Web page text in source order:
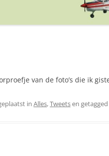
van de foto’s die ik
in Alles,Tweetsen